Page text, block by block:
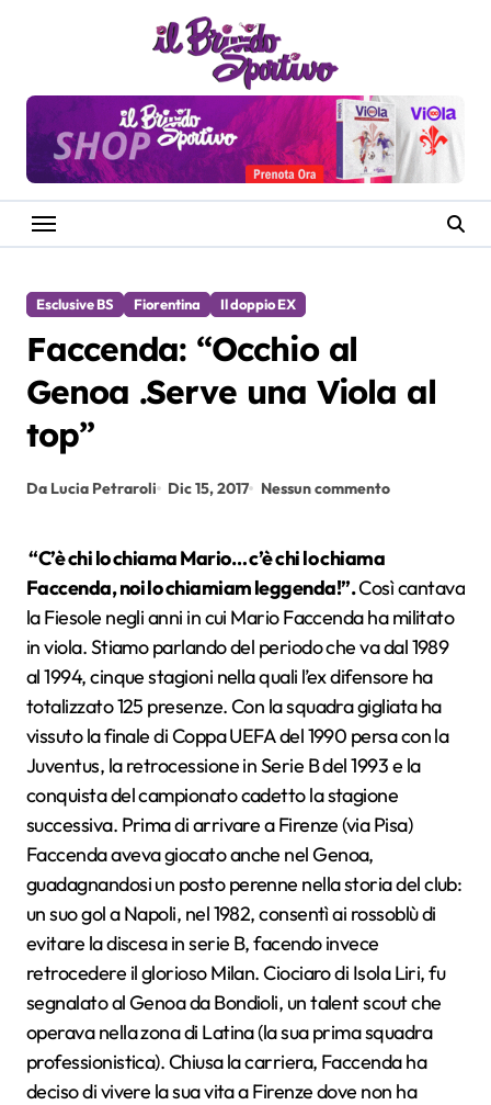
Esclusive BS Fiorentina Il doppio EX
Faccenda: “Occhio al
Genoa .Serve una Viola al
top”
Da Lucia Petraroli Dic 15, 2017 Nessun commento
“C’è chi lo chiama Mario… c’è chi lo chiama
Faccenda, noi lo chiamiam leggenda!”.Così cantava
la Fiesole negli anni in cui Mario Faccenda ha militato
in viola. Stiamo parlando del periodo che va dal 1989
al 1994, cinque stagioni nella quali l’ex difensore ha
totalizzato 125 presenze. Con la squadra gigliata ha
vissuto la finale di Coppa UEFA del 1990 persa con la
Juventus, la retrocessione in Serie B del 1993 e la
conquista del campionato cadetto la stagione
successiva. Prima di arrivare a Firenze (via Pisa)
Faccenda aveva giocato anche nel Genoa,
guadagnandosi un posto perenne nella storia del club:
un suo gol a Napoli, nel 1982, consentì ai rossoblù di
evitare la discesa in serie B, facendo invece
retrocedere il glorioso Milan. Ciociaro di Isola Liri, fu
segnalato al Genoa da Bondioli, un talent scout che
operava nella zona di Latina (la sua prima squadra
professionistica). Chiusa la carriera, Faccenda ha
deciso di vivere la sua vita a Firenze dove non ha